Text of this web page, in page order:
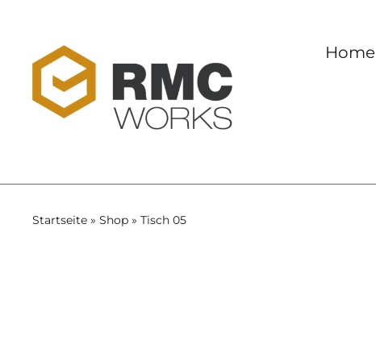
content
Home
Startseite» Shop» Tisch 05